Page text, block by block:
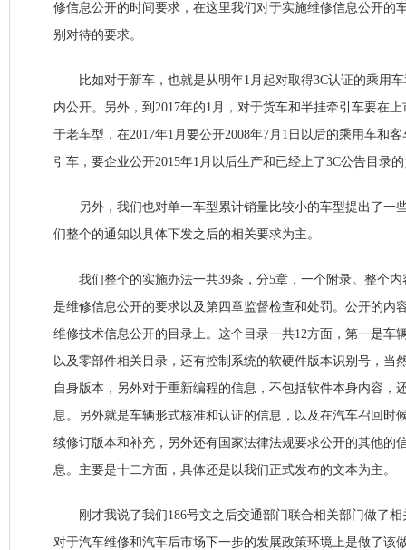
修信息公开的时间要求，在这里我们对于实施维修信息公开的
别对待的要求。
比如对于新车，也就是从明年1月起对取得3C认证的乘用车
内公开。另外，到2017年的1月，对于货车和半挂牵引车要在
于老车型，在2017年1月要公开2008年7月1日以后的乘用车和
引车，要企业公开2015年1月以后生产和已经上了3C公告目录
另外，我们也对单一车型累计销量比较小的车型提出了一
们整个的通知以具体下发之后的相关要求为主。
我们整个的实施办法一共39条，分5章，一个附录。整个内
是维修信息公开的要求以及第四章监督检查和处罚。公开的内
维修技术信息公开的目录上。这个目录一共12方面，第一是车
以及零部件相关目录，还有控制系统的软硬件版本识别号，当
自身版本，另外对于重新编程的信息，不包括软件本身内容，
息。另外就是车辆形式核准和认证的信息，以及在汽车召回时
续修订版本和补充，另外还有国家法律法规要求公开的其他的
息。主要是十二方面，具体还是以我们正式发布的文本为主。
刚才我说了我们186号文之后交通部门联合相关部门做了相
对于汽车维修和汽车后市场下一步的发展政策环境上是做了该